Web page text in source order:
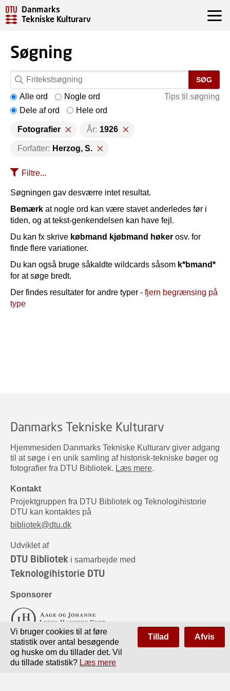
Danmarks
Tekniske Kulturarv
Søgning
SØG
Tips til søgning
Alle ord
Nogle ord
Dele af ord
Hele ord
Fotografier År: 1926
Forfatter: Herzog, S.
Filtre...
Søgningen gav desværre intet resultat.
Bemærk at nogle ord kan være stavet anderledes før i
tiden, og at tekst-genkendelsen kan have fejl.
Du kan fx skrive købmand kjøbmand høker osv. for
finde flere variationer.
Du kan også bruge såkaldte wildcards såsom k*bmand*
for at søge bredt.
Der findes resultater for andre typer - fjern begrænsing på
type
Danmarks Tekniske Kulturarv
Hjemmesiden Danmarks Tekniske Kulturarv giver adgang
til at søge i en unik samling af historisk-tekniske bøger og
fotografier fra DTU Bibliotek. Læs mere.
Kontakt
Projektgruppen fra DTU Bibliotek og Teknologihistorie
DTU kan kontaktes på
bibliotek@dtu.dk
Udviklet af
DTU Bibliotek i samarbejde med
Teknologihistorie DTU
Sponsorer
Vi bruger cookies til at føre
statistik over antal besøgende
og huske om du tillader det. Vil
du tillade statistik? Læs mere
Tillad Afvis